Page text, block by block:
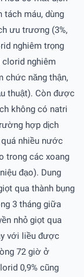
tách máu, dùng
ưu trương (3%,
nghiêm trọng
clorid nghiêm
chức năng thận,
thuật). Còn được
không có natri
hợp dịch
nhiều nước
trong các xoang
đạo). Dung
qua thành bụng
3 tháng giữa
nhỏ giọt qua
với liều được
72 giờ ở
0,9% cũng